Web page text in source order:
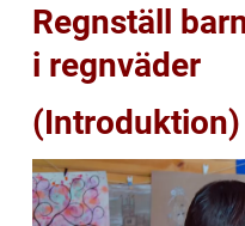
Regnställ
i regnväder
(Introduktion)